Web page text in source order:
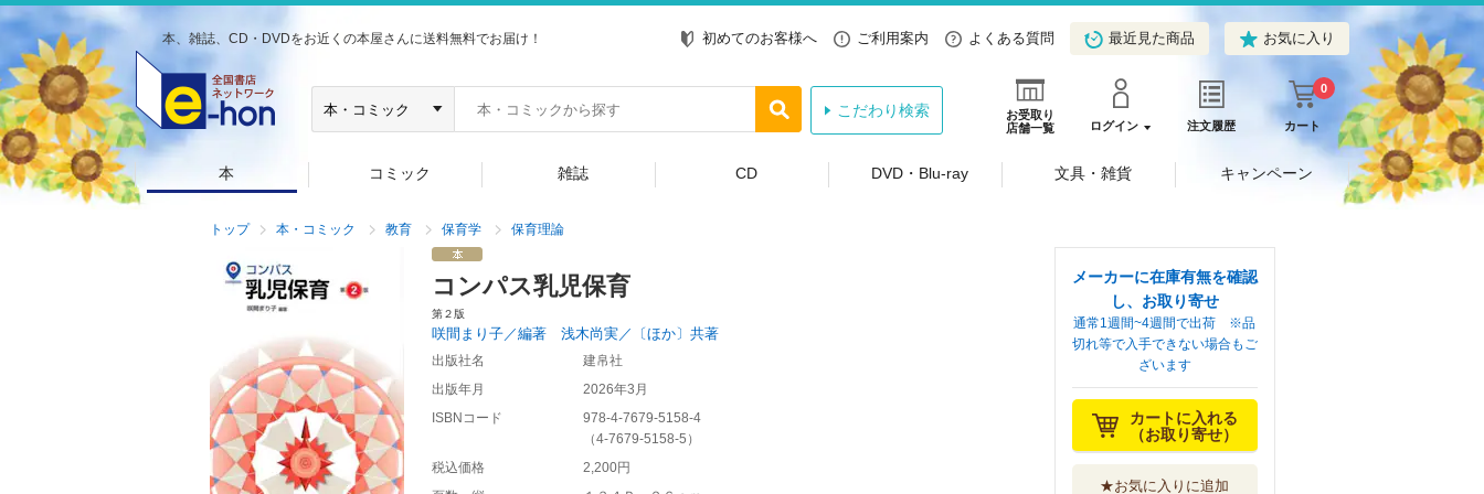
本、雑誌、CD・DVDをお近くの本屋さんに送料無料でお届け！ 初めてのお客様へ ご利用案内 よくある質問 最近見た商品 お気に入り
お受取り
店舗一覧
ログイン 注文履歴 カート
0
こだわり検索
本 コミック 雑誌 CD DVD・Blu-ray 文具・雑貨 キャンペーン
トップ 本・コミック 教育 保育学 保育理論
コンパス乳児保育
第２版
咲間まり子／編著 浅木尚実／〔ほか〕共著
出版社名
建帛社
出版年月
2026年3月
ISBNコード
978-4-7679-5158-4
（4-7679-5158-5 ）
税込価格
2,200円
メーカーに在庫有無を確認
し、お取り寄せ
通常1週間~4週間で出荷 ※品
切れ等で入手できない場合もご
ざいます
カートに入れる
（お取り寄せ）
★お気に入りに追加